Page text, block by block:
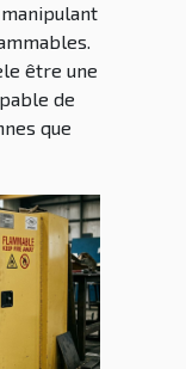
être une
de
que